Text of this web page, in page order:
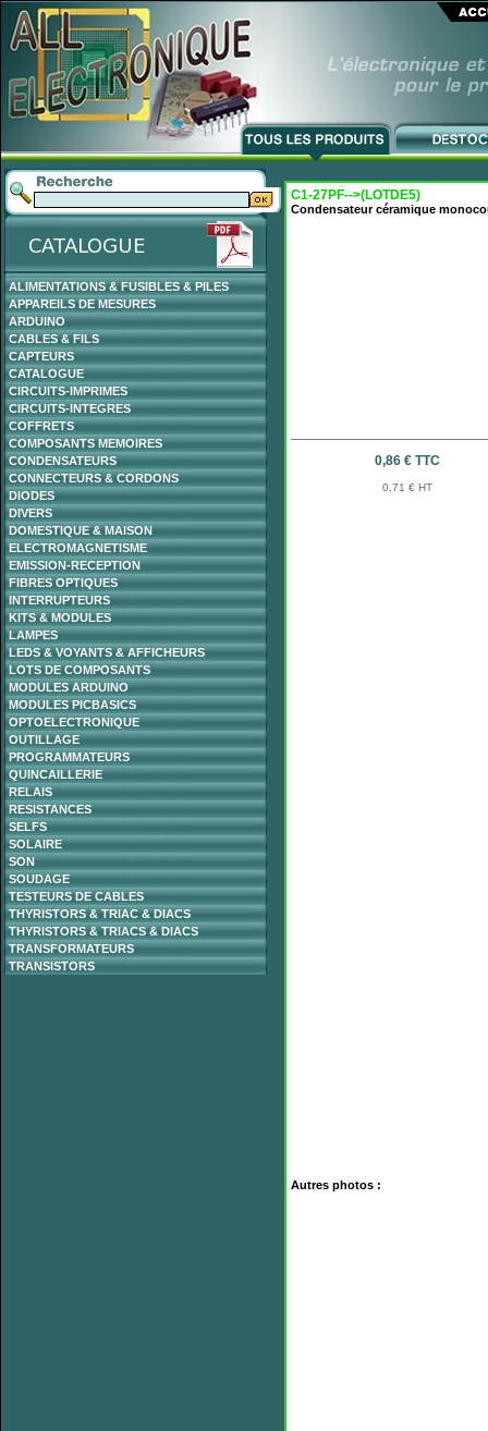
ALIMENTATIONS & FUSIBLES & PILES
APPAREILS DE MESURES
ARDUINO
CABLES & FILS
CAPTEURS
CATALOGUE
CIRCUITS-IMPRIMES
CIRCUITS-INTEGRES
COFFRETS
COMPOSANTS MEMOIRES
CONDENSATEURS
CONNECTEURS & CORDONS
DIODES
DIVERS
DOMESTIQUE & MAISON
ELECTROMAGNETISME
EMISSION-RECEPTION
FIBRES OPTIQUES
INTERRUPTEURS
KITS & MODULES
LAMPES
LEDS & VOYANTS & AFFICHEURS
LOTS DE COMPOSANTS
MODULES ARDUINO
MODULES PICBASICS
OPTOELECTRONIQUE
OUTILLAGE
PROGRAMMATEURS
QUINCAILLERIE
RELAIS
RESISTANCES
SELFS
SOLAIRE
SON
SOUDAGE
TESTEURS DE CABLES
THYRISTORS & TRIAC & DIACS
THYRISTORS & TRIACS & DIACS
TRANSFORMATEURS
TRANSISTORS
C1-27PF-->(LOTDE5)
Condensateur céramique
0,86 € TTC
0,71 € HT
Autres photos :